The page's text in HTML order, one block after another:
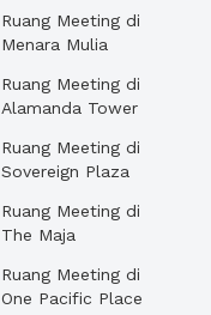
Ruang Meeting di
Menara Mulia
Ruang Meeting di
Alamanda Tower
Ruang Meeting di
Sovereign Plaza
Ruang Meeting di
The Maja
Ruang Meeting di
One Pacific Place